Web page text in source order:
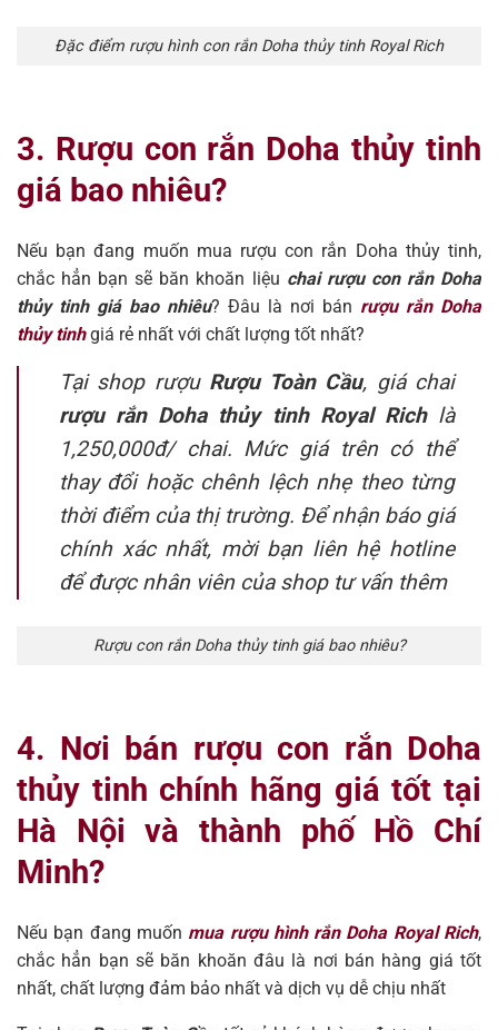
Đặc điểm rượu hình con rắn Doha thủy tinh Royal Rich
3. Rượu con rắn Doha thủy tinh
giá bao nhiêu?
Nếu bạn đang muốn mua rượu con rắn Doha thủy tinh,
chắc hẳn bạn sẽ băn khoăn liệu chai rượu con rắn Doha
thủy tinh giá bao nhiêu? Đâu là nơi bán rượu rắn Doha
thủy tinh giá rẻ nhất với chất lượng tốt nhất?
Tại shop rượu Rượu Toàn Cầu, giá chai
rượu rắn Doha thủy tinh Royal Richlà
1,250,000đ/ chai. Mức giá trên có thể
thay đổi hoặc chênh lệch nhẹ theo từng
thời điểm của thị trường. Để nhận báo giá
chính xác nhất, mời bạn liên hệ hotline
để được nhân viên của shop tư vấn thêm
Rượu con rắn Doha thủy tinh giá bao nhiêu?
4. Nơi bán rượu con rắn Doha
thủy tinh chính hãng giá tốt tại
Hà Nội và thành phố Hồ Chí
Minh?
Nếu bạn đang muốn mua rượu hình rắn Doha Royal Rich,
chắc hẳn bạn sẽ băn khoăn đâu là nơi bán hàng giá tốt
nhất, chất lượng đảm bảo nhất và dịch vụ dễ chịu nhất